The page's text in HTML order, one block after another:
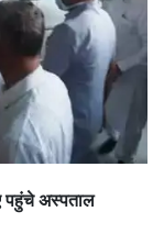
पहुंचे अस्पताल